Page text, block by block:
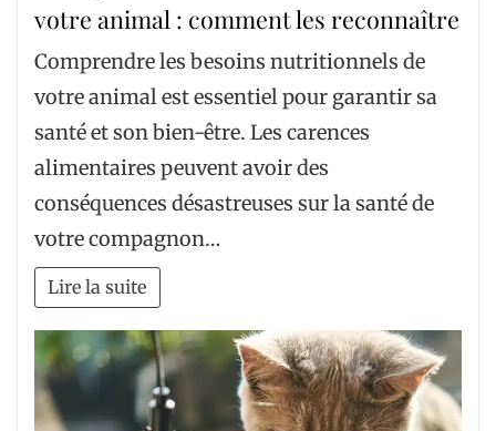
votre animal : comment les reconnaître
Comprendre les besoins nutritionnels de
votre animal est essentiel pour garantir sa
santé et son bien-être. Les carences
alimentaires peuvent avoir des
conséquences désastreuses sur la santé de
votre compagnon…
Lire la suite